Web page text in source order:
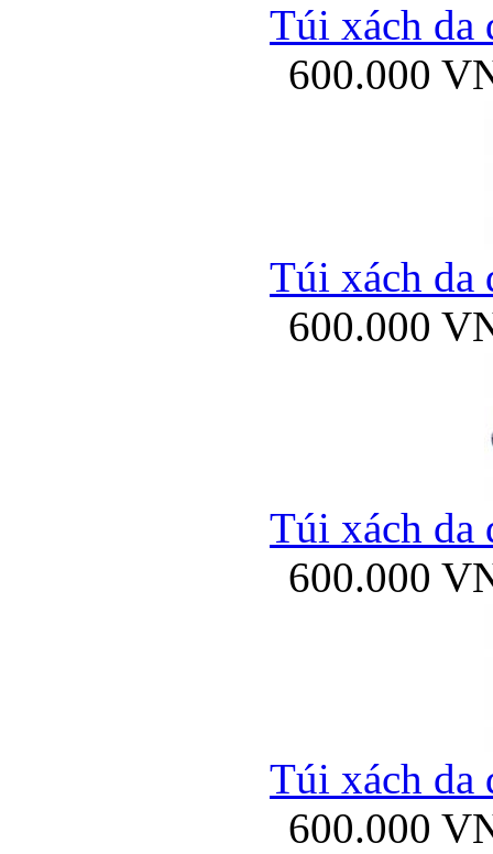
Túi xách da
600.000
Túi xách da
600.000
Túi xách da
600.000
Túi xách da
600.000